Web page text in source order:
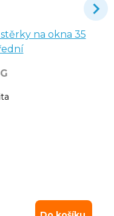
na okna 35